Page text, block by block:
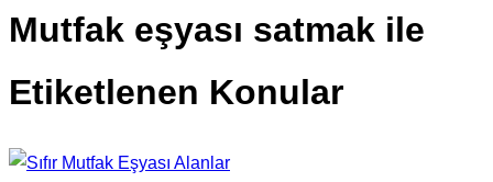
Mutfak eşyası satmak ile
Etiketlenen Konular